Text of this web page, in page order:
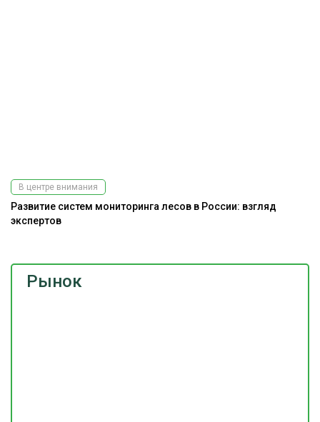
Рынок
В центре внимания
Развитие систем мониторинга лесов в России: взгляд
экспертов